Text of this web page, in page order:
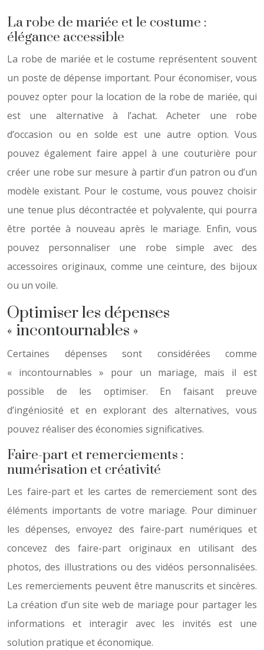
La robe de mariée et le costume :
élégance accessible
La robe de mariée et le costume représentent souvent
un poste de dépense important. Pour économiser, vous
pouvez opter pour la location de la robe de mariée, qui
est une alternative à l’achat. Acheter une robe
d’occasion ou en solde est une autre option. Vous
pouvez également faire appel à une couturière pour
créer une robe sur mesure à partir d’un patron ou d’un
modèle existant. Pour le costume, vous pouvez choisir
une tenue plus décontractée et polyvalente, qui pourra
être portée à nouveau après le mariage. Enfin, vous
pouvez personnaliser une robe simple avec des
accessoires originaux, comme une ceinture, des bijoux
ou un voile.
Optimiser les dépenses
« incontournables »
Certaines dépenses sont considérées comme
« incontournables » pour un mariage, mais il est
possible de les optimiser. En faisant preuve
d’ingéniosité et en explorant des alternatives, vous
pouvez réaliser des économies significatives.
Faire-part et remerciements :
numérisation et créativité
Les faire-part et les cartes de remerciement sont des
éléments importants de votre mariage. Pour diminuer
les dépenses, envoyez des faire-part numériques et
concevez des faire-part originaux en utilisant des
photos, des illustrations ou des vidéos personnalisées.
Les remerciements peuvent être manuscrits et sincères.
La création d’un site web de mariage pour partager les
informations et interagir avec les invités est une
solution pratique et économique.